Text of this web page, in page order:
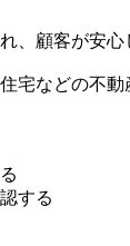
顧客が安心
宅などの不
する